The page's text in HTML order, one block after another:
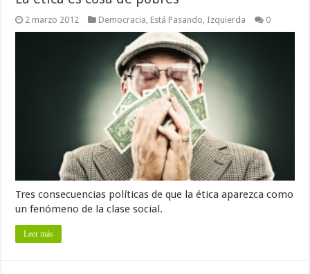
2 marzo 2012 Democracia, Está Pasando, Izquierda 0
Tres consecuencias políticas de que la ética aparezca como
un fenómeno de la clase social.
Leer más